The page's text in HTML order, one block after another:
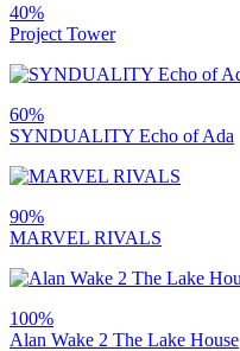
40%
Project Tower
60%
SYNDUALITY Echo of Ada
90%
MARVEL RIVALS
100%
Alan Wake 2 The Lake House